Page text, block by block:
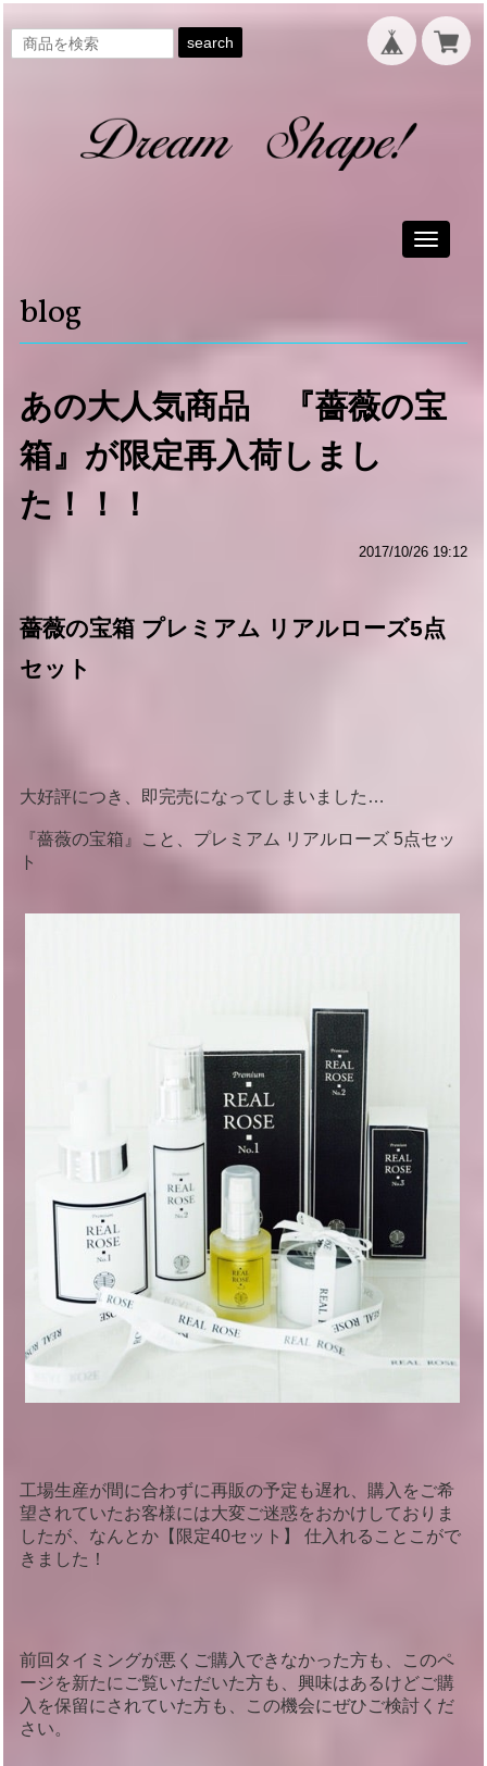
search
Toggle
blog
あの大人気商品 『薔薇の宝
箱』が限定再入荷しまし
た！！！
2017/10/26 19:12
薔薇の宝箱 プレミアム リアルローズ5点
セット
大好評につき、即完売になってしまいました…
『薔薇の宝箱』こと、プレミアム リアルローズ 5点セッ
ト
工場生産が間に合わずに再販の予定も遅れ、購入をご希
望されていたお客様には大変ご迷惑をおかけしておりま
したが、なんとか【限定40セット】 仕入れることこがで
きました！
前回タイミングが悪くご購入できなかった方も、このペ
ージを新たにご覧いただいた方も、興味はあるけどご購
入を保留にされていた方も、この機会にぜひご検討くだ
さい。